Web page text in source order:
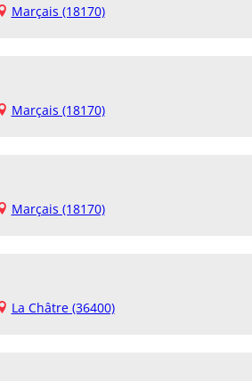
Marçais (18170)
Marçais (18170)
Marçais (18170)
La Châtre (36400)